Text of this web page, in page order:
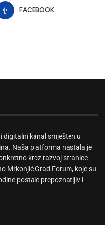
FACEBOOK
digitalni kanal smješten u
Naša platforma nastala je
kroz razvoj stranice
Mrkonjić Grad Forum, koje su
postale prepoznatljiv i